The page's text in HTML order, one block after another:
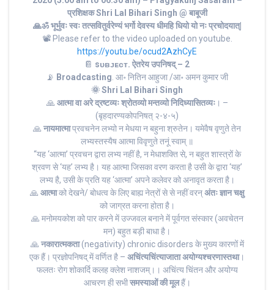
प्रशिक्षक Shri Lal Bihari Singh @ बाबूजी
🙏ॐ भूर्भुवः स्‍वः तत्‍सवितुर्वरेण्‍यं भर्गो देवस्य धीमहि धियो यो नः प्रचोदयात्‌|
📽 Please refer to the video uploaded on youtube.
https://youtu.be/ocud2AzhCyE
📔 sᴜʙᴊᴇᴄᴛ. ऐतरेय उपनिषद् – 2
📡 Broadcasting . आ॰ नितिन आहुजा /आ॰ अमन कुमार जी
🌞 Shri Lal Bihari Singh
🙏 आत्मा वा अरे द्रष्टव्यः श्रोतव्यो मन्तव्यो निदिध्यासितव्यः। –
(बृहदारण्यकोपनिषत् २-४-५)
🙏 नायमात्माप्रवचनेन लभ्यो न मेधया न बहुना श्रुतेन। यमेवैष वृणुते तेन
लभ्यस्तस्यैष आत्मा विवृणुते तनूं स्वाम्‌ ॥
“यह ‘आत्मा’ प्रवचन द्वारा लभ्य नहीं है, न मेधाशक्ति से, न बहुत शास्त्रों के
श्रवण से ‘यह’ लभ्य है। यह आत्मा जिसका वरण करता है उसी के द्वारा ‘यह’
लभ्य है, उसी के प्रति यह ‘आत्मा’ अपने कलेवर को अनावृत करता है।
🙏 आत्माको देखने/ बोधत्व के लिए बाह्य नेत्रों से से नहीं वरन्अंतः ज्ञान चक्षु
को जाग्रत करना होता है।
🙏 मनोमयकोश को पार करने में उज्जवल बनाने में पूर्वगत संस्कार (अवचेतन
मन) बहुत बड़ी बाधा है।
🙏 नकारात्मकता(negativity) chronic disorders के मुख्य कारणों में
एक हैं। प्रज्ञोपनिषद् में वर्णित है – अचिंत्यचिंत्याजाता अयोग्यश्चरणास्तथा।
फलतः रोग शोकार्दि कलह क्लेश नाशजम्।। अचिंत्य चिंतन और अयोग्य
आचरण ही सभीसमस्याओं की मूलहैं।